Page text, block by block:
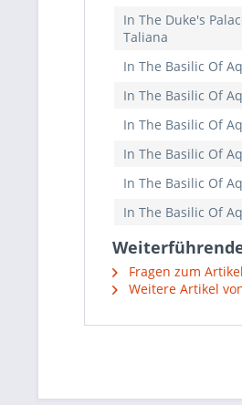
In The Duke's
Taliana
In The Basilic Of
In The Basilic Of
In The Basilic Of
In The Basilic Of
In The Basilic Of
In The Basilic Of
Fragen zum
Weitere Artikel